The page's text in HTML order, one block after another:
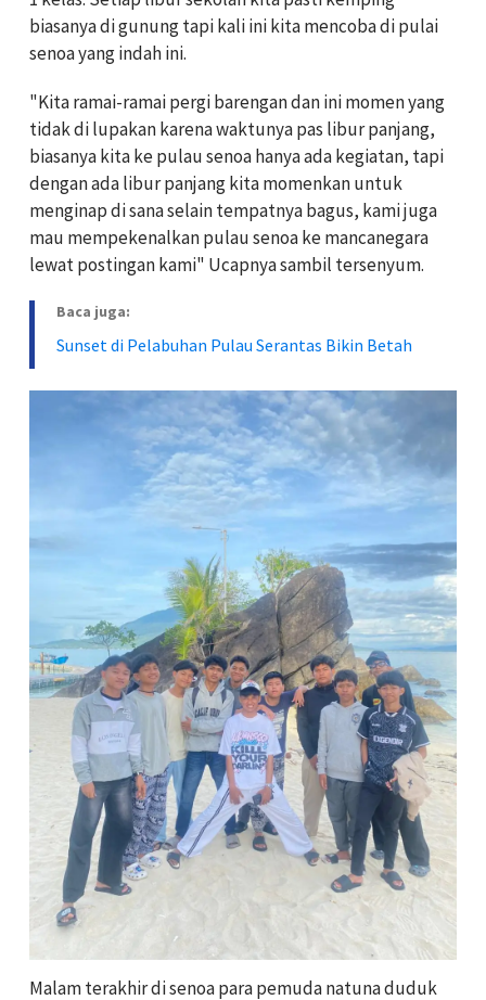
biasanya di gunung tapi kali ini kita mencoba di pulai
senoa yang indah ini.
"Kita ramai-ramai pergi barengan dan ini momen yang
tidak di lupakan karena waktunya pas libur panjang,
biasanya kita ke pulau senoa hanya ada kegiatan, tapi
dengan ada libur panjang kita momenkan untuk
menginap di sana selain tempatnya bagus, kami juga
mau mempekenalkan pulau senoa ke mancanegara
lewat postingan kami" Ucapnya sambil tersenyum.
Baca juga:
Sunset di Pelabuhan Pulau Serantas Bikin Betah
Malam terakhir di senoa para pemuda natuna duduk